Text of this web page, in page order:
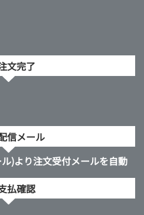
文完了
信メール
)より注文受付メールを自動
払確認